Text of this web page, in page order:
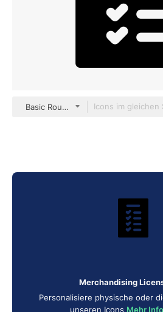
Basic Rounded Filled
Merchandising
Personalisiere physische oder
unseren Icons Mehr